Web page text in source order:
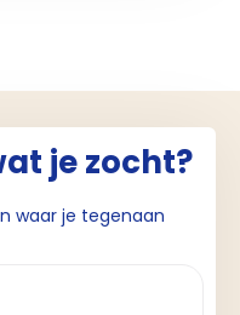
je zocht?
waar je tegenaan